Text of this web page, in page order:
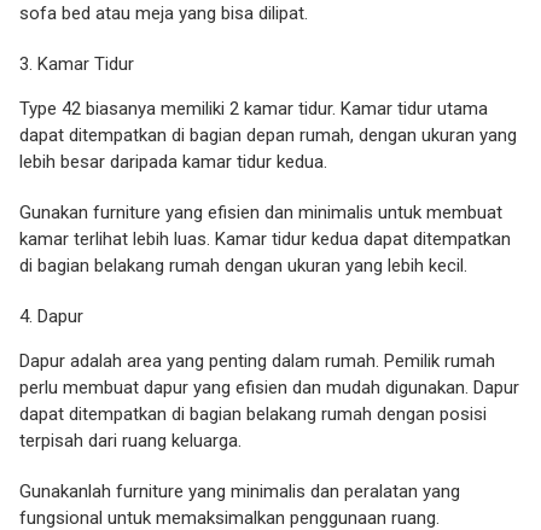
sofa bed atau meja yang bisa dilipat.
Kamar Tidur
Type 42 biasanya memiliki 2 kamar tidur. Kamar tidur utama
dapat ditempatkan di bagian depan rumah, dengan ukuran yang
lebih besar daripada kamar tidur kedua.
Gunakan furniture yang efisien dan minimalis untuk membuat
kamar terlihat lebih luas. Kamar tidur kedua dapat ditempatkan
di bagian belakang rumah dengan ukuran yang lebih kecil.
Dapur
Dapur adalah area yang penting dalam rumah. Pemilik rumah
perlu membuat dapur yang efisien dan mudah digunakan. Dapur
dapat ditempatkan di bagian belakang rumah dengan posisi
terpisah dari ruang keluarga.
Gunakanlah furniture yang minimalis dan peralatan yang
fungsional untuk memaksimalkan penggunaan ruang.